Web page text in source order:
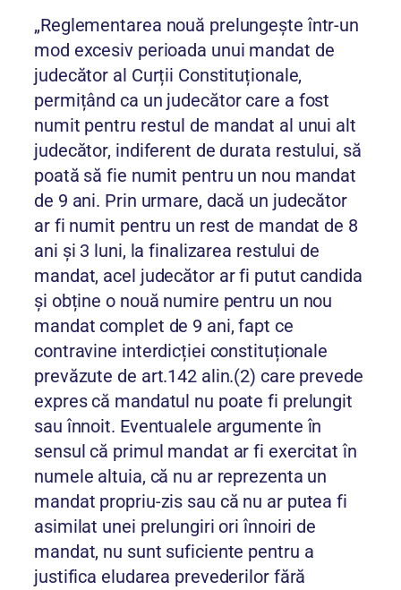
„Reglementarea nouă prelungește într-un
mod excesiv perioada unui mandat de
judecător al Curții Constituționale,
permițând ca un judecător care a fost
numit pentru restul de mandat al unui alt
judecător, indiferent de durata restului, să
poată să fie numit pentru un nou mandat
de 9 ani. Prin urmare, dacă un judecător
ar fi numit pentru un rest de mandat de 8
ani și 3 luni, la finalizarea restului de
mandat, acel judecător ar fi putut candida
și obține o nouă numire pentru un nou
mandat complet de 9 ani, fapt ce
contravine interdicției constituționale
prevăzute de art.142 alin.(2) care prevede
expres că mandatul nu poate fi prelungit
sau înnoit. Eventualele argumente în
sensul că primul mandat ar fi exercitat în
numele altuia, că nu ar reprezenta un
mandat propriu-zis sau că nu ar putea fi
asimilat unei prelungiri ori înnoiri de
mandat, nu sunt suficiente pentru a
justifica eludarea prevederilor fără